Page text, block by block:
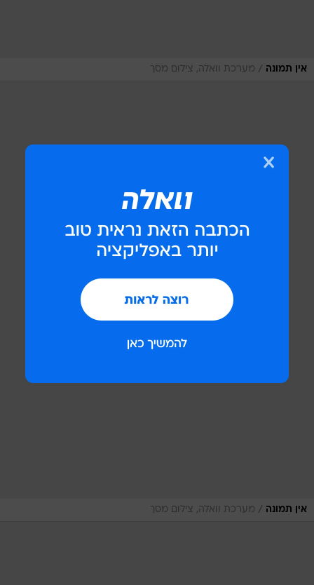
אין תמונה / מערכת וואלה, צילום מסך
אין תמונה / מערכת וואלה, צילום מסך